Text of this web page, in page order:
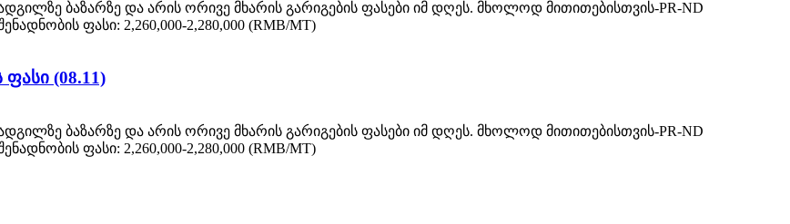
ბაზარზე და არის ორივე მხარის გარიგების ფასები იმ დღეს. მხოლოდ მითითებისთვის-PR-ND
ფასი: 2,260,000-2,280,000 (RMB/MT)
(08.11)
ბაზარზე და არის ორივე მხარის გარიგების ფასები იმ დღეს. მხოლოდ მითითებისთვის-PR-ND
ფასი: 2,260,000-2,280,000 (RMB/MT)